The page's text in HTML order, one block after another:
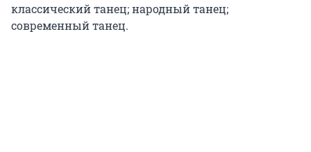
классический танец; народный танец;
современный танец.